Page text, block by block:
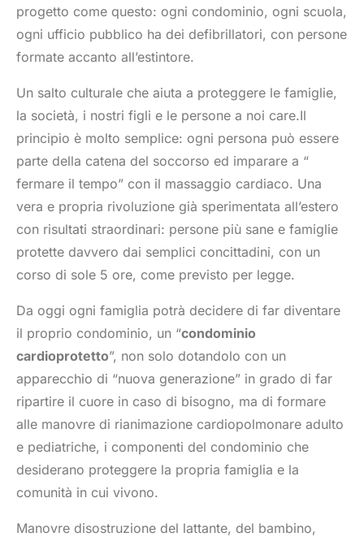
progetto come questo: ogni condominio, ogni scuola,
ogni ufficio pubblico ha dei defibrillatori, con persone
formate accanto all’estintore.
Un salto culturale che aiuta a proteggere le famiglie,
la società, i nostri figli e le persone a noi care.Il
principio è molto semplice: ogni persona può essere
parte della catena del soccorso ed imparare a “
fermare il tempo” con il massaggio cardiaco. Una
vera e propria rivoluzione già sperimentata all’estero
con risultati straordinari: persone più sane e famiglie
protette davvero dai semplici concittadini, con un
corso di sole 5 ore, come previsto per legge.
Da oggi ogni famiglia potrà decidere di far diventare
il proprio condominio, un “condominio
cardioprotetto”, non solo dotandolo con un
apparecchio di “nuova generazione” in grado di far
ripartire il cuore in caso di bisogno, ma di formare
alle manovre di rianimazione cardiopolmonare adulto
e pediatriche, i componenti del condominio che
desiderano proteggere la propria famiglia e la
comunità in cui vivono.
Manovre disostruzione del lattante, del bambino,